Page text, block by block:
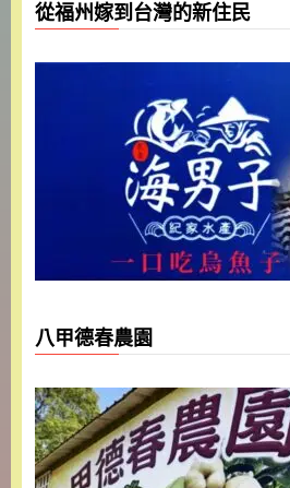
從福州嫁到台灣的新住民
八甲德春農園